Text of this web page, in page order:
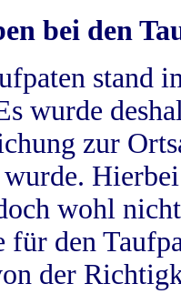
bei den
stand
wurde
zur
wurde.
wohl
für den
der